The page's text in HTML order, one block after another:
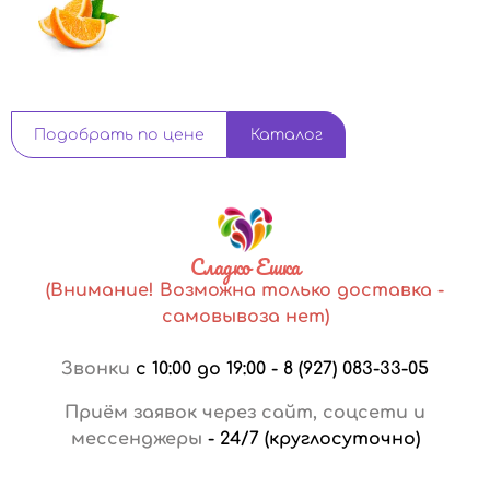
Подобрать по цене Каталог
Сладко Ешка
(Внимание! Возможна только доставка -
самовывоза нет)
Звонки с 10:00 до 19:00 - 8 (927) 083-33-05
Приём заявок через сайт, соцсети и
мессенджеры - 24/7 (круглосуточно)